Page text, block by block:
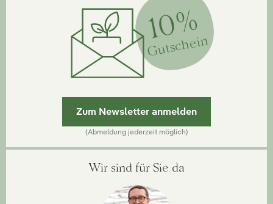
10%
Gutschein
Zum Newsletter anmelden
(Abmeldung jederzeit möglich)
Wir sind für Sie da